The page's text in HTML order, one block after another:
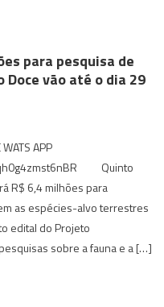
para pesquisa de
vão até o dia 29
APP
Quinto
R$ 6,4 milhões para
as espécies-alvo terrestres
edital do Projeto
sobre a fauna e a […]